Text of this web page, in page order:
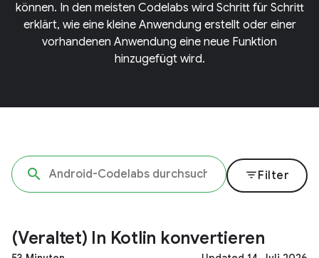
können. In den meisten Codelabs wird Schritt für Schritt
erklärt, wie eine kleine Anwendung erstellt oder einer
vorhandenen Anwendung eine neue Funktion
hinzugefügt wird.
filter_listFilter
(Veraltet) In Kotlin konvertieren